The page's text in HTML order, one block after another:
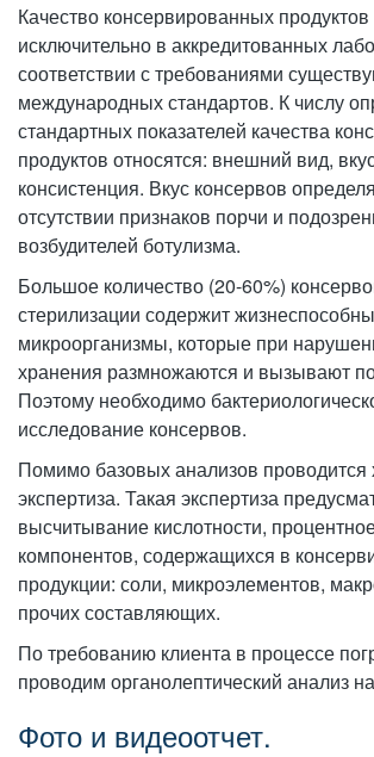
Качество консервированных
исключительно в аккредитованных
соответствии с требованиями
международных стандартов. К числу
стандартных показателей качества
продуктов относятся: внешний вид,
консистенция. Вкус консервов
отсутствии признаков порчи и
возбудителей ботулизма.
Большое количество (20-60%)
стерилизации содержит
микроорганизмы, которые при
хранения размножаются и вызывают
Поэтому необходимо
исследование консервов.
Помимо базовых анализов проводится
экспертиза. Такая экспертиза
высчитывание кислотности,
компонентов, содержащихся в
продукции: соли, микроэлементов,
прочих составляющих.
По требованию клиента в процессе
проводим органолептический анализ
Фото и видеоотчет.